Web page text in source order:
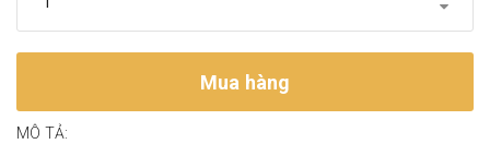
Mua hàng
MÔ TẢ: